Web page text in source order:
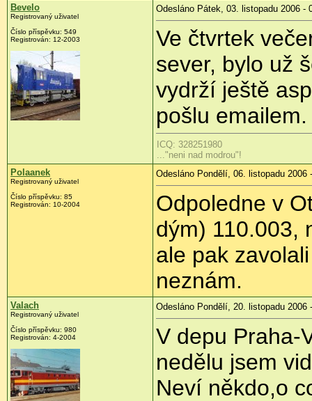
Bevelo
Registrovaný uživatel
Číslo příspěvku: 549
Registrován: 12-2003
Odesláno Pátek, 03. listopadu 2006 -
Ve čtvrtek
sever, bylo už
vydrží ještě
pošlu emailem.
ICQ: 328251980
..."neni nad modrou"!
Polaanek
Registrovaný uživatel
Číslo příspěvku: 85
Registrován: 10-2004
Odesláno Pondělí, 06. listopadu 2006
Odpoledne v
dým) 110.003,
ale pak
neznám.
Valach
Registrovaný uživatel
Číslo příspěvku: 980
Registrován: 4-2004
Odesláno Pondělí, 20. listopadu 2006
V depu Praha-
nedělu jsem
Neví někdo,o